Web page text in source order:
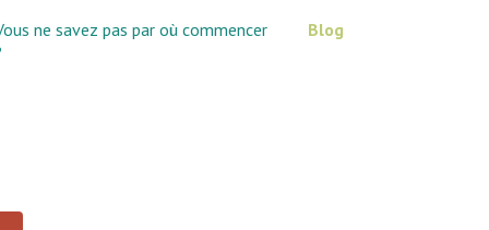
ne savez pas par où commencer
Blog